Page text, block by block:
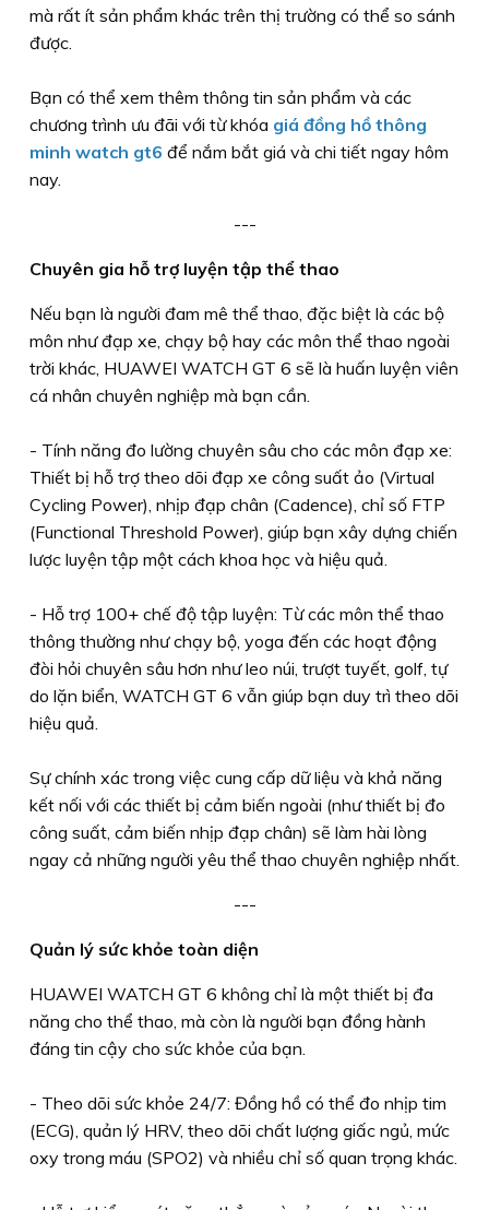
mà rất ít sản phẩm khác trên thị trường có thể so sánh
được.
Bạn có thể xem thêm thông tin sản phẩm và các
chương trình ưu đãi với từ khóa giá đồng hồ thông
minh watch gt6 để nắm bắt giá và chi tiết ngay hôm
nay.
---
Chuyên gia hỗ trợ luyện tập thể thao
Nếu bạn là người đam mê thể thao, đặc biệt là các bộ
môn như đạp xe, chạy bộ hay các môn thể thao ngoài
trời khác, HUAWEI WATCH GT 6 sẽ là huấn luyện viên
cá nhân chuyên nghiệp mà bạn cần.
- Tính năng đo lường chuyên sâu cho các môn đạp xe:
Thiết bị hỗ trợ theo dõi đạp xe công suất ảo (Virtual
Cycling Power), nhịp đạp chân (Cadence), chỉ số FTP
(Functional Threshold Power), giúp bạn xây dựng chiến
lược luyện tập một cách khoa học và hiệu quả.
- Hỗ trợ 100+ chế độ tập luyện: Từ các môn thể thao
thông thường như chạy bộ, yoga đến các hoạt động
đòi hỏi chuyên sâu hơn như leo núi, trượt tuyết, golf, tự
do lặn biển, WATCH GT 6 vẫn giúp bạn duy trì theo dõi
hiệu quả.
Sự chính xác trong việc cung cấp dữ liệu và khả năng
kết nối với các thiết bị cảm biến ngoài (như thiết bị đo
công suất, cảm biến nhịp đạp chân) sẽ làm hài lòng
ngay cả những người yêu thể thao chuyên nghiệp nhất.
---
Quản lý sức khỏe toàn diện
HUAWEI WATCH GT 6 không chỉ là một thiết bị đa
năng cho thể thao, mà còn là người bạn đồng hành
đáng tin cậy cho sức khỏe của bạn.
- Theo dõi sức khỏe 24/7: Đồng hồ có thể đo nhịp tim
(ECG), quản lý HRV, theo dõi chất lượng giấc ngủ, mức
oxy trong máu (SPO2) và nhiều chỉ số quan trọng khác.